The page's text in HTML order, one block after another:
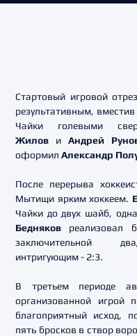
Стартовый игровой
результативным,
Чайки голевыми
Жилов и Андрей
оформил Александр
После перерыва
Мытищи ярким хоккеем.
Чайки до двух шайб,
Бедняков реализовал
заключительной
интригующим - 2:3.
В третьем периоде
организованной игрой
благоприятный исход,
пять бросков в створ